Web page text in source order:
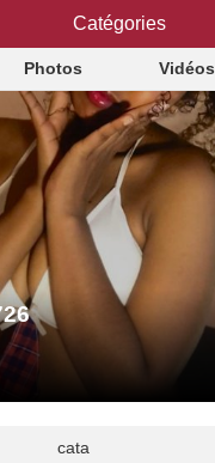
cataleyah-0726
Photos Vidéos
cata
Catégories